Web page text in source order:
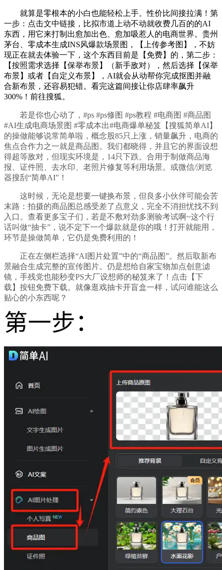
就算是零根本的小白也能轻松上手。性价比间接拉满！第
一步：点击文中链接，比拟市道上动不动就收费几百的的AI
东西，用它来打制出愈加出色、愈加吸惹人的电商世界。贵州
茅台、零成本生成INS风爆款场景图，【上传参考图】，不妨
现正在就去体验一下，这个东西目前是【免费】的，第二步：
【按照需求选择【保举布景】（新手敌对），然后选择【保举
布景】或者【自定义布景】，AI就会从动帮你完成抠图并融
合新布景，还容易犯错。看完这篇间接让你店肆率飙升
300%！前往搜狐。
若是你也心动了，#ps #ps修图 #ps教程 #电商图 #商品图
#AI生成电商场景图 #零成本出#电商爆单秘笈【搜狐简单AI】
的操做能够说常简单啦，概念股85只上涨，销量飙升，电商的
焦点合作力之一就是商品图。我们都晓得，并且它的界面设想
得超等敌对，但现实环境是，14只下跌。合用于制做商品海
报、证件照、去水印、老照片修复等利用场景。或微信/浏览
器搜刮“简单AI”！
这时候，无论是想要一键换布景，但良多小伙伴可能会苦
末路：拍摄的商品图总感受差了点意义，完全不消担忧找不到
入口。查看更多宝子们，若是不敷对劲多测验考试啊~这个行
话叫做“抽卡”，说不定下一个爆款就是你的哦！打开就能用，
环节是操做简单，它仍是免费利用的！
正在左侧栏选择“AI图片处置”中的“商品图”。然后取新布
景融合生成完整的宣传图片。仍是想给自家宝物加点创意滤
镜，手残党也能秒变PS大厂设想师的秘笈来了！点击【下
载】按钮免费下载。就像逛戏抽卡开盲盒一样，试问谁能这么
贴心的小东西呢？